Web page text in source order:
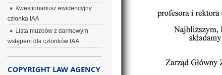
Kwestionariusz ewidencyjny
członka IAA
Lista muzeów z darmowym
wstępem dla członków IAA
COPYRIGHT LAW AGENCY